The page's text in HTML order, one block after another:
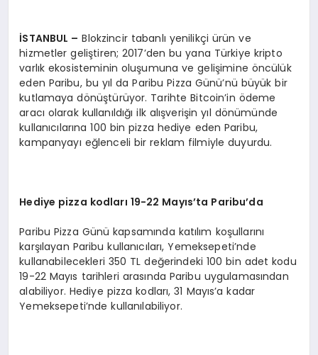
İSTANBUL – Blokzincir tabanlı yenilikçi ürün ve
hizmetler geliştiren; 2017’den bu yana Türkiye kripto
varlık ekosisteminin oluşumuna ve gelişimine öncülük
eden Paribu, bu yıl da Paribu Pizza Günü’nü büyük bir
kutlamaya dönüştürüyor. Tarihte Bitcoin’in ödeme
aracı olarak kullanıldığı ilk alışverişin yıl dönümünde
kullanıcılarına 100 bin pizza hediye eden Paribu,
kampanyayı eğlenceli bir reklam filmiyle duyurdu.
Hediye pizza kodları 19-22 Mayıs’ta Paribu’da
Paribu Pizza Günü kapsamında katılım koşullarını
karşılayan Paribu kullanıcıları, Yemeksepeti’nde
kullanabilecekleri 350 TL değerindeki 100 bin adet kodu
19-22 Mayıs tarihleri arasında Paribu uygulamasından
alabiliyor. Hediye pizza kodları, 31 Mayıs’a kadar
Yemeksepeti’nde kullanılabiliyor.